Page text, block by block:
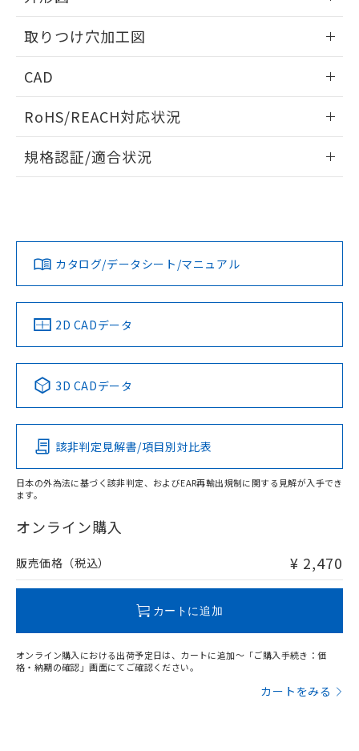
取りつけ穴加工図
CAD
ドすることができます。
ログイン/会員登録
ダウンロードデータをご利用いただく前に、以下を必ずお読
みください。
ソフトウェアの使用条件
RoHS/REACH対応状況
EU RoHS 注意事項・凡例
対応済み
中国 RoHS 注意事項・凡例
Pb Hg Cd Cr(VI)
O
在庫等で未対応品が混在する可能性があります。
問い合わせください。
規格認証/適合状況
カタログ/データシート/マニュアル
2D CADデータ
3D CADデータ
該非判定見解書/項目別対比表
日本の外為法に基づく該非判定、およびEAR再輸出規制に関する見解が入手でき
ます。
オンライン購入
販売価格（税込） ¥ 2,470
カートに追加
オンライン購入における出荷予定日は、カートに追加～「ご購入手続き：価
格・納期の確認」画面にてご確認ください。
カートをみる
の共同利用に関して"
用者の範囲」に記載されている法人を
EU RoHS指令（10物質）の非含有証明書
51物質の非含有証明書（当社基準）
※本証明書は発行日時点で非含有を証明す
物質の対応では、対応完了までの期間は出
荷製品に未対応品が混在することから備考
欄に対応日を記載しておりました。
既に当社にて対応品への在庫切替を完了